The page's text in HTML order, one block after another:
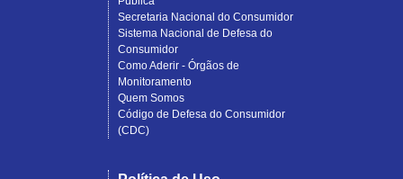
Secretaria Nacional do Consumidor
Sistema Nacional de Defesa do
Consumidor
Como Aderir - Órgãos de
Monitoramento
Quem Somos
Código de Defesa do Consumidor
(CDC)